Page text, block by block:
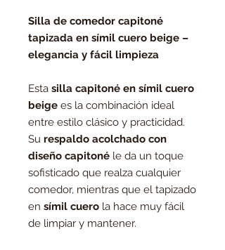
Silla de comedor capitoné
tapizada en símil cuero beige –
elegancia y fácil limpieza
Esta silla capitoné en símil cuero
beige es la combinación ideal
entre estilo clásico y practicidad.
Su respaldo acolchado con
diseño capitoné le da un toque
sofisticado que realza cualquier
comedor, mientras que el tapizado
en símil cuero la hace muy fácil
de limpiar y mantener.